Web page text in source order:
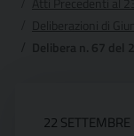
22